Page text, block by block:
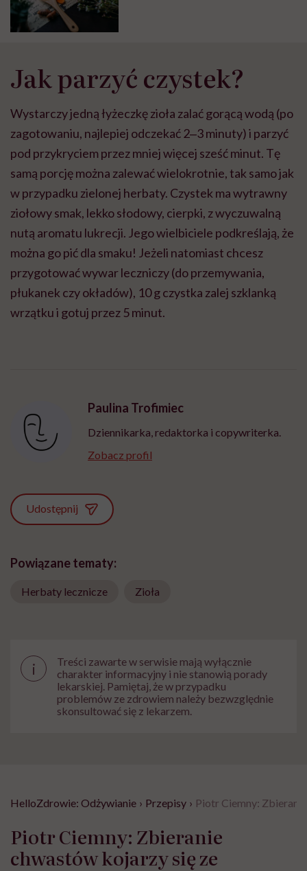
Jak parzyć czystek?
Wystarczy jedną łyżeczkę zioła zalać gorącą wodą (po
zagotowaniu, najlepiej odczekać 2‒3 minuty) i parzyć
pod przykryciem przez mniej więcej sześć minut. Tę
samą porcję można zalewać wielokrotnie, tak samo jak
w przypadku zielonej herbaty. Czystek ma wytrawny
ziołowy smak, lekko słodowy, cierpki, z wyczuwalną
nutą aromatu lukrecji. Jego wielbiciele podkreślają, że
można go pić dla smaku! Jeżeli natomiast chcesz
przygotować wywar leczniczy (do przemywania,
płukanek czy okładów), 10 g czystka zalej szklanką
wrzątku i gotuj przez 5 minut.
Paulina Trofimiec
Dziennikarka, redaktorka i copywriterka.
Zobacz profil
Udostępnij
Powiązane tematy:
Herbaty lecznicze Zioła
i
Treści zawarte w serwisie mają wyłącznie
charakter informacyjny i nie stanowią porady
lekarskiej. Pamiętaj, że w przypadku
problemów ze zdrowiem należy bezwzględnie
skonsultować się z lekarzem.
HelloZdrowie: Odżywianie › Przepisy › Piotr Ciemny:
Piotr Ciemny: Zbieranie
chwastów kojarzy się ze